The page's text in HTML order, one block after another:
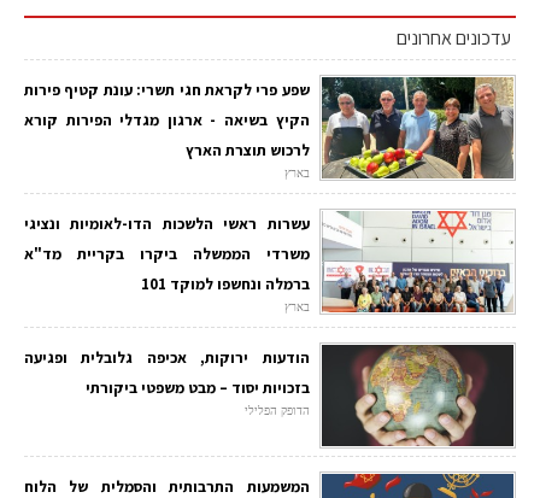
עדכונים אחרונים
שפע פרי לקראת חגי תשרי: עונת קטיף פירות
הקיץ בשיאה - ארגון מגדלי הפירות קורא
לרכוש תוצרת הארץ
בארץ
עשרות ראשי הלשכות הדו-לאומיות ונציגי
משרדי הממשלה ביקרו בקריית מד"א
ברמלה ונחשפו למוקד 101
בארץ
הודעות ירוקות, אכיפה גלובלית ופגיעה
בזכויות יסוד – מבט משפטי ביקורתי
הדופק הפלילי
המשמעות התרבותית והסמלית של הלוח